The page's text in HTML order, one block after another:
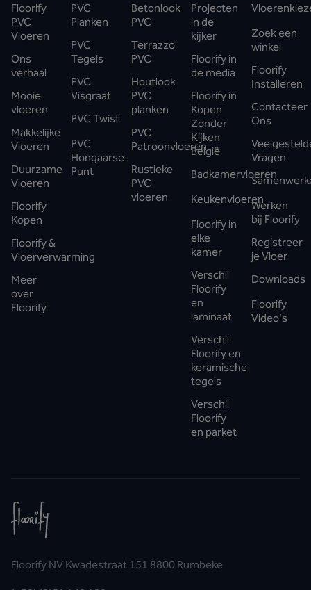
Floorify
PVC
Vloeren
Ons
verhaal
Mooie
vloeren
Makkelijke
Vloeren
Duurzame
Vloeren
Floorify
Kopen
Floorify &
Vloerverwarming
Meer
over
Floorify
PVC
Planken
PVC
Tegels
PVC
Visgraat
PVC Twist
PVC
Hongaarse
Punt
Betonlook
PVC
Terrazzo
PVC
Houtlook
PVC
planken
PVC
Patroonvloeren
Rustieke
PVC
vloeren
Projecten
in de
kijker
Floorify in
de media
Floorify in
Kopen
Zonder
Kijken
België
Badkamervloeren
Keukenvloeren
Floorify in
elke
kamer
Verschil
Floorify
en
laminaat
Verschil
Floorify en
keramische
tegels
Verschil
Floorify
en parket
Zoek een
winkel
Floorify
Installeren
Contacteer
Ons
Vragen
Werken
bij Floorify
Registreer
je Vloer
Downloads
Floorify
Video's
Floorify NV Kwadestraat 151 8800 Rumbeke